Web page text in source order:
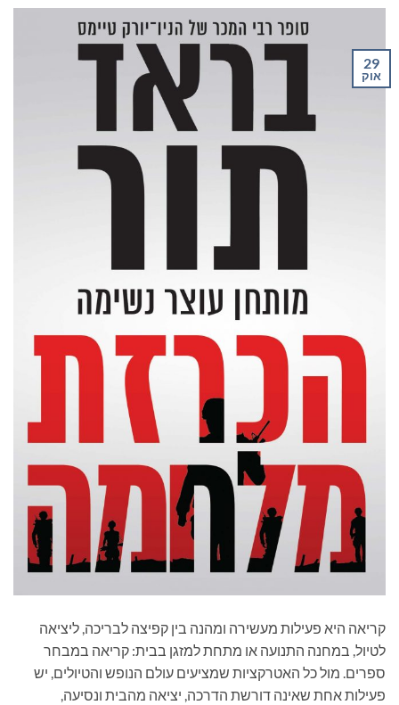
29
אוק
קריאה היא פעילות מעשירה ומהנה בין קפיצה לבריכה, ליציאה
לטיול, במחנה התנועה או מתחת למזגן בבית: קריאה במבחר
ספרים. מול כל האטרקציות שמציעים עולם הנופש והטיולים, יש
פעילות אחת שאינה דורשת הדרכה, יציאה מהבית ונסיעה,